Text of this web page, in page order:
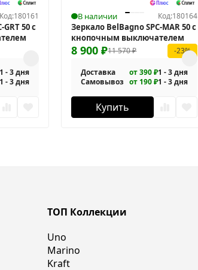
Код:180161
50 с
1 - 3 дня
1 - 3 дня
В наличии Код:180164
Зеркало BelBagno SPC-MAR 50 с
кнопочным выключателем
11 570₽
8 900₽ -23%
Доставка от 390 ₽1 - 3 дня
Самовывоз от 190 ₽1 - 3 дня
Купить
ТОП Коллекции
Uno
Marino
Kraft